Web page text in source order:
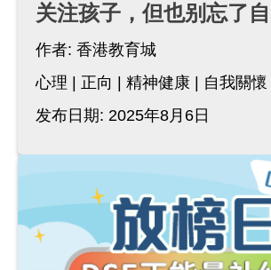
关注孩子，但也别忘了自
作者: 香港教育城
心理
正向 精神健康
自我關懷
发布日期: 2025年8月6日